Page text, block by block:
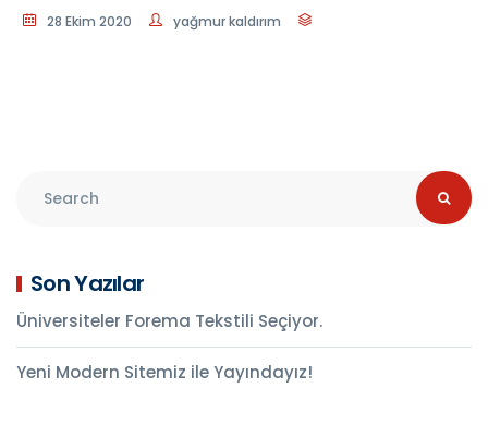
28 Ekim 2020 yağmur kaldırım
Son Yazılar
Üniversiteler Forema Tekstili Seçiyor.
Yeni Modern Sitemiz ile Yayındayız!